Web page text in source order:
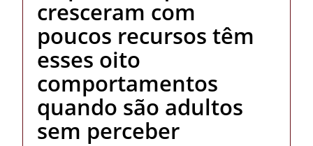
cresceram com
poucos recursos têm
esses oito
comportamentos
quando são adultos
sem perceber